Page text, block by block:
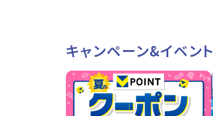
キャンペーン&イベント